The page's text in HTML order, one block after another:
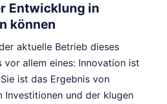
Entwicklung in
können
aktuelle Betrieb dieses
vor allem eines: Innovation ist
ist das Ergebnis von
Investitionen und der klugen